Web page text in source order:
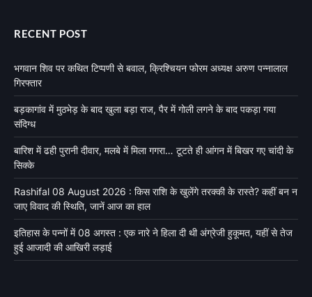
RECENT POST
भगवान शिव पर कथित टिप्पणी से बवाल, क्रिश्चियन फोरम अध्यक्ष अरुण पन्नालाल
गिरफ्तार
बड़कागांव में मुठभेड़ के बाद खुला बड़ा राज, पैर में गोली लगने के बाद पकड़ा गया
संदिग्ध
बारिश में ढही पुरानी दीवार, मलबे में मिला गगरा… टूटते ही आंगन में बिखर गए चांदी के
सिक्के
Rashifal 08 August 2026 : किस राशि के खुलेंगे तरक्की के रास्ते? कहीं बन न
जाए विवाद की स्थिति, जानें आज का हाल
इतिहास के पन्नों में 08 अगस्त : एक नारे ने हिला दी थी अंग्रेजी हुकूमत, यहीं से तेज
हुई आजादी की आखिरी लड़ाई